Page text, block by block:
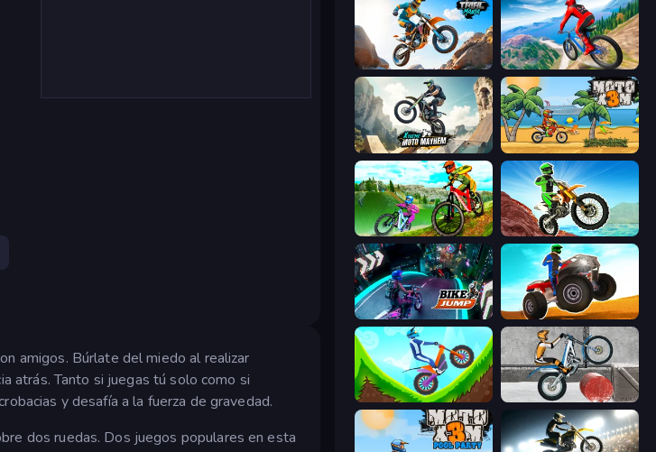
amigos. Búrlate del miedo al realizar
atrás. Tanto si juegas tú solo como si
y desafía a la fuerza de gravedad.
dos ruedas. Dos juegos populares en esta
Trial Mania Riders Downhill Racing
Xtreme Moto Mayhem Moto X3M
MX Offroad Master Dirt Bike Mad Skills
Bike Jump ATV Ultimate Offroad
Hill Climb on Moto Bike Trials Ice Ride